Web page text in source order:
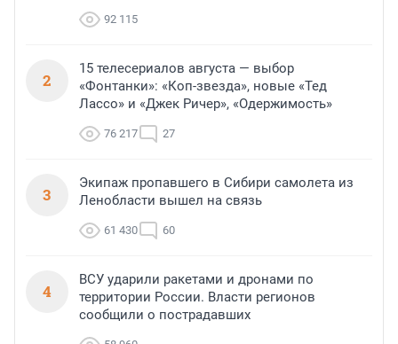
92 115
2
15 телесериалов августа — выбор
«Фонтанки»: «Коп-звезда», новые «Тед
Лассо» и «Джек Ричер», «Одержимость»
76 217 27
3
Экипаж пропавшего в Сибири самолета из
Ленобласти вышел на связь
61 430 60
4
ВСУ ударили ракетами и дронами по
территории России. Власти регионов
сообщили о пострадавших